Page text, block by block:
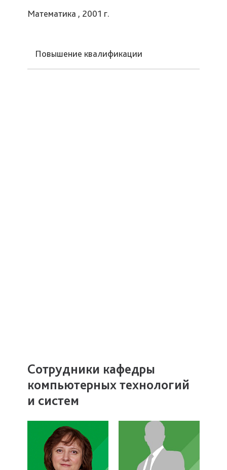
Математика , 2001 г.
Повышение квалификации
Сотрудники кафедры
компьютерных технологий
и систем